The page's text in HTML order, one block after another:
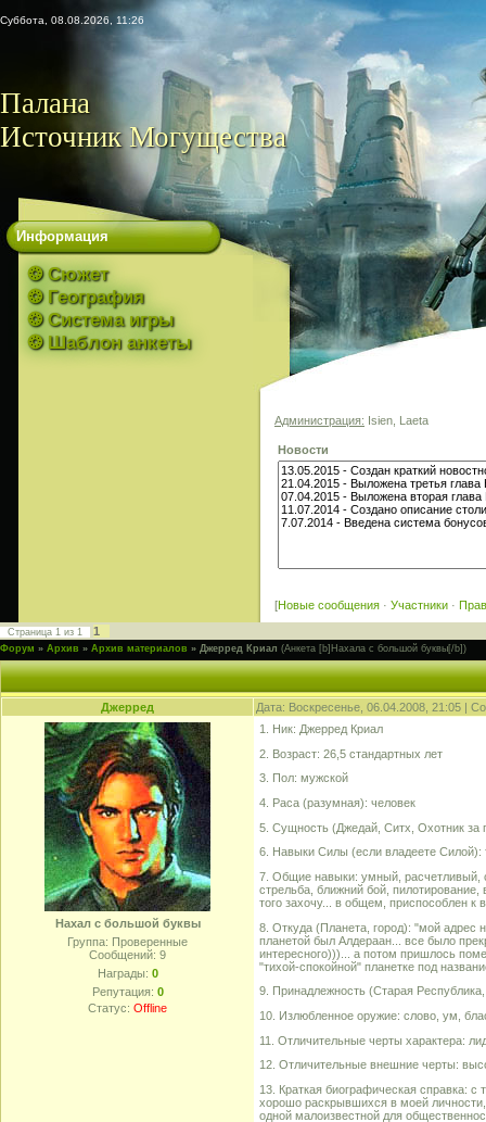
Суббота, 08.08.2026, 11:26
Палана
Источник Могущества
Информация
❂ Сюжет
❂ География
❂ Система игры
❂ Шаблон анкеты
Администрация: Isien, Laeta
Новости
[Новые сообщения · Участники ·
Страница 1 из 1 1
Форум » Архив » Архив материалов » Джерред Криал (Анкета [b]Нахала с большой буквы[/b])
Джерред Дата: Воскресенье, 06.04.2008, 21:05 |
Нахал с большой буквы
Группа: Проверенные
Сообщений: 9
Награды: 0
Репутация: 0
Статус: Offline
1. Ник: Джерред Криал
2. Возраст: 26,5 стандартных лет
3. Пол: мужской
4. Раса (разумная): человек
5. Сущность (Джедай, Ситх, Охотник за
6. Навыки Силы (если владеете Силой):
7. Общие навыки: умный, расчетливый,
стрельба, ближний бой,
того захочу... в общем, приспособлен
8. Откуда (Планета, город): "мой адрес
планетой был Алдераан... все было
интересного)))... а потом пришлось
"тихой-спокойной" планетке под
9. Принадлежность (Старая
10. Излюбленное оружие: слово, ум,
11. Отличительные черты характера:
12. Отличительные внешние черты:
13. Краткая биографическая справка:
хорошо раскрывшихся в моей
одной малоизвестной для